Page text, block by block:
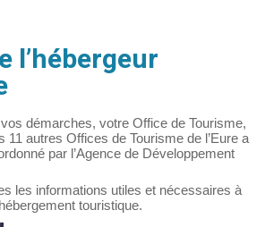
l’hébergeur
démarches, votre Office de Tourisme,
11 autres Offices de Tourisme de l’Eure a
par l’Agence de Développement
les informations utiles et nécessaires à
touristique.